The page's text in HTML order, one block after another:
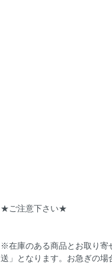
★ご注意下さい★
※在庫のある商品とお取り寄
送」となります。お急ぎの場